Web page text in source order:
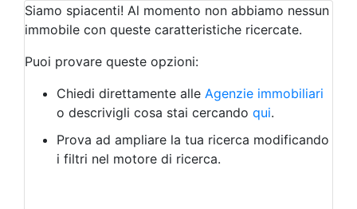
Qualsiasi
Attività/Licenza Commerciale
Azienda Agricola
Bar/Ristorante
Albergo
Laboratorio Artigianale
Negozio/locale commerciale
Agriturismo
Magazzini
Siamo spiacenti! Al momento non abbiamo nessun
immobile con queste caratteristiche ricercate.
Puoi provare queste opzioni:
Chiedi direttamente alle Agenzie immobiliari
o descrivigli cosa stai cercando qui.
Prova ad ampliare la tua ricerca modificando
i filtri nel motore di ricerca.